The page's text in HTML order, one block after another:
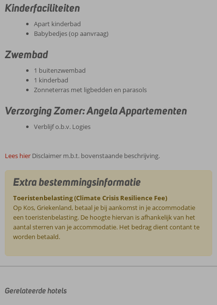
Kinderfaciliteiten
Apart kinderbad
Babybedjes (op aanvraag)
Zwembad
1 buitenzwembad
1 kinderbad
Zonneterras met ligbedden en parasols
Verzorging Zomer: Angela Appartementen
Verblijf o.b.v. Logies
Lees hier Disclaimer m.b.t. bovenstaande beschrijving.
Extra bestemmingsinformatie
Toeristenbelasting (Climate Crisis Resilience Fee)
Op Kos, Griekenland, betaal je bij aankomst in je accommodatie
een toeristenbelasting. De hoogte hiervan is afhankelijk van het
aantal sterren van je accommodatie. Het bedrag dient contant te
worden betaald.
door
Gerelateerde hotels